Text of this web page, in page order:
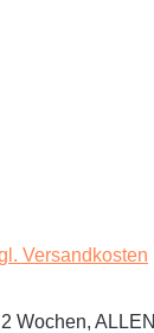
Versandkosten
Wochen,